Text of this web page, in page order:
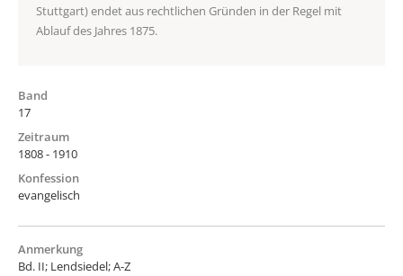
Stuttgart) endet aus rechtlichen Gründen in der Regel mit
Ablauf des Jahres 1875.
Band
17
Zeitraum
1808 - 1910
Konfession
evangelisch
Anmerkung
Bd. II; Lendsiedel; A-Z